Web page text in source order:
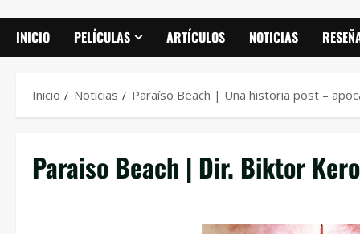
INICIO PELÍCULAS ARTÍCULOS NOTICIAS
Inicio Noticias Paraíso Beach | Una historia post –
Paraiso Beach | Dir. Biktor